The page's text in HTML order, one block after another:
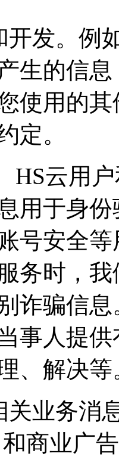
开发。例
生的信
使用的
定。
HS云用
用于身
号安全
务时，
诈骗信
事人提
、解决等
关业务消
商业广